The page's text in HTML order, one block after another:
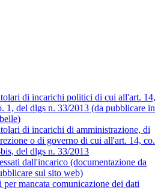
di incarichi politici di cui all'art. 14,
1, del dlgs n. 33/2013 (da pubblicare in
di incarichi di amministrazione, di
o di governo di cui all'art. 14, co.
del dlgs n. 33/2013
dall'incarico (documentazione da
sul sito web)
per mancata comunicazione dei dati